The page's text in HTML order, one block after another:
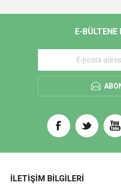
E-BÜLTENE
İLETIŞIM BILGILERI